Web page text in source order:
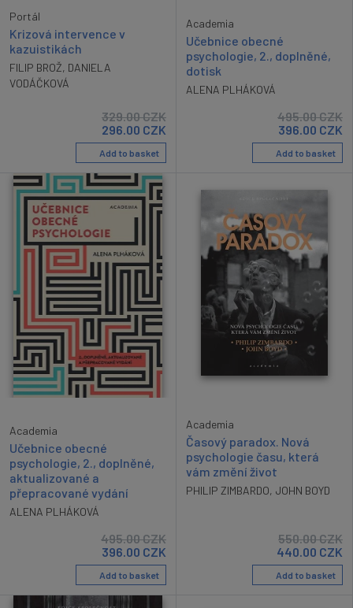
Portál
Krizová intervence v
kazuistikách
FILIP BROŽ, DANIELA
VODÁČKOVÁ
329.00CZK
296.00 CZK
Add to basket
Academia
Učebnice obecné
psychologie, 2., doplněné,
dotisk
ALENA PLHÁKOVÁ
495.00CZK
396.00 CZK
Add to basket
Academia
Učebnice obecné
psychologie, 2., doplněné,
aktualizované a
přepracované vydání
ALENA PLHÁKOVÁ
495.00CZK
396.00 CZK
Add to basket
Academia
Časový paradox. Nová
psychologie času, která
vám změní život
PHILIP ZIMBARDO, JOHN BOYD
550.00CZK
440.00 CZK
Add to basket